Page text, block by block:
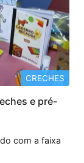
CRECHES
e pré-
com a faixa